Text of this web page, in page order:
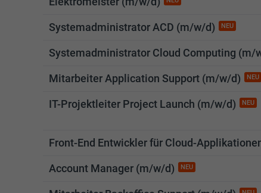
Systemadministrator ACD (m/w/d) NEU
Systemadministrator Cloud Computing (m/
Mitarbeiter Application Support (m/w/d) NEU
IT-Projektleiter Project Launch (m/w/d) NEU
Front-End Entwickler für Cloud-
Account Manager (m/w/d) NEU